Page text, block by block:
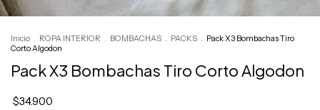
Inicio . ROPA INTERIOR . BOMBACHAS . PACKS . Pack X3 Bombachas Tiro
Corto Algodon
Pack X3 Bombachas Tiro Corto Algodon
$34.900